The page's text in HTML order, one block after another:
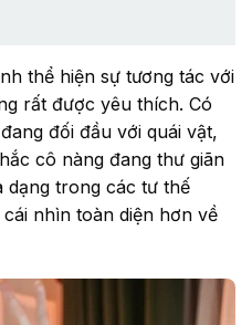
thể hiện sự tương tác với
rất được yêu thích. Có
đối đầu với quái vật,
cô nàng đang thư giãn
dạng trong các tư thế
nhìn toàn diện hơn về